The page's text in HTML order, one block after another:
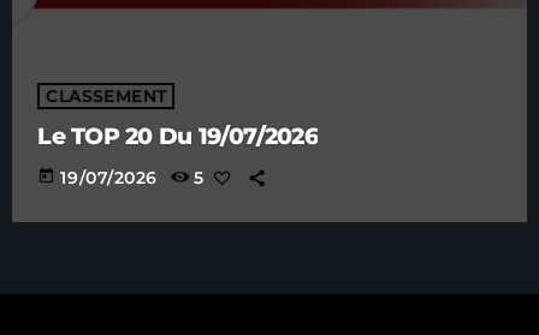
CLASSEMENT
Le TOP 20 Du 19/07/2026
today 19/07/2026 5